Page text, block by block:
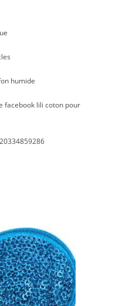
humide
facebook lili coton pour